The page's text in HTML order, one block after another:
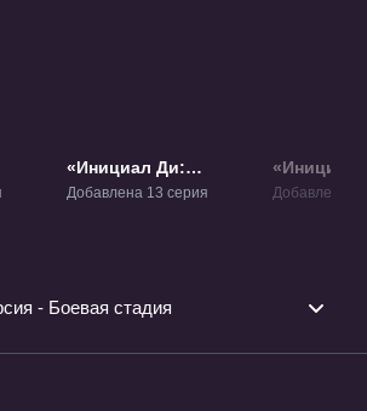
1
«Инициал Ди:
Стадия вторая» ТВ-2
Добавлена 13 серия
«Инициал
Стадия
Добавлена 1
- Боевая стадия